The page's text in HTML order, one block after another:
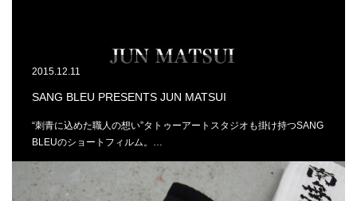
2015.12.11
SANG BLEU PRESENTS JUN MATSUI
“刺青に込めた職人の想い”タトゥーアートスタジオも掛け持つSANG
BLEUのショートフィルム。…